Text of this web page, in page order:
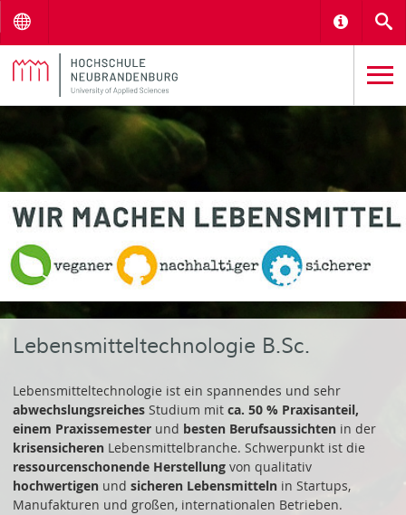
Lebensmitteltechnologie B.Sc.
Lebensmitteltechnologie ist ein spannendes und sehr
abwechslungsreichesStudium mitca. 50 % Praxisanteil,
einem Praxissemester und besten Berufsaussichten in der
krisensicheren Lebensmittelbranche. Schwerpunkt ist die
ressourcenschonende Herstellung von qualitativ
hochwertigen undsicheren Lebensmitteln in Startups,
Manufakturen und großen, internationalen Betrieben.